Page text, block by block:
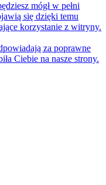
mógł w pełni
się dzięki temu
korzystanie z witryny.
za poprawne
Ciebie na nasze strony.